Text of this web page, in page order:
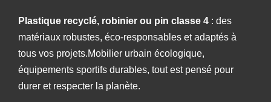
Plastique recyclé, robinier ou pin classe 4 : des
matériaux robustes, éco-responsables et adaptés à
tous vos projets.Mobilier urbain écologique,
équipements sportifs durables, tout est pensé pour
durer et respecter la planète.